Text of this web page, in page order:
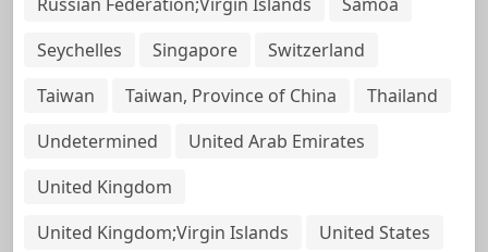
Seychelles
Singapore
Switzerland
Taiwan
Taiwan, Province of China
Thailand
Undetermined
United Arab Emirates
United Kingdom
United Kingdom;Virgin Islands
United States